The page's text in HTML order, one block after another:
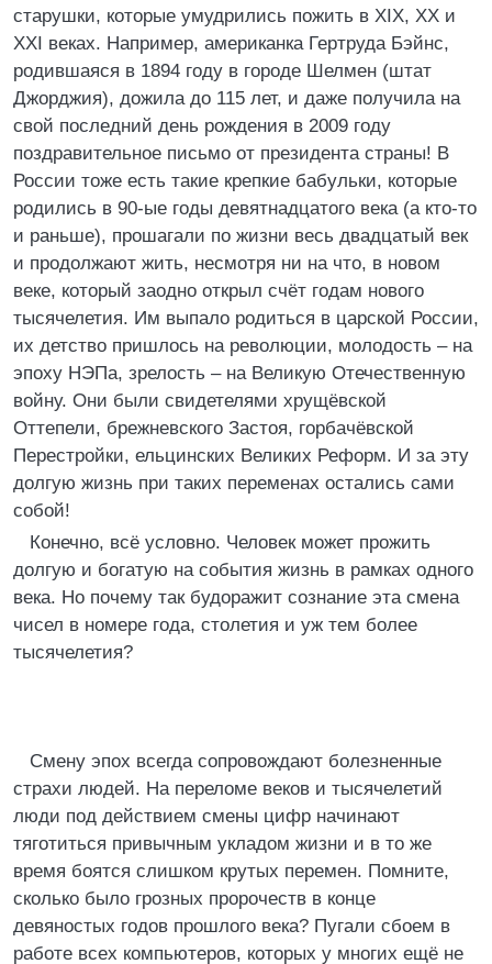
старушки, которые умудрились пожить в XIX, XX и
XXI веках. Например, американка Гертруда Бэйнс,
родившаяся в 1894 году в городе Шелмен (штат
Джорджия), дожила до 115 лет, и даже получила на
свой последний день рождения в 2009 году
поздравительное письмо от президента страны! В
России тоже есть такие крепкие бабульки, которые
родились в 90-ые годы девятнадцатого века (а кто-то
и раньше), прошагали по жизни весь двадцатый век
и продолжают жить, несмотря ни на что, в новом
веке, который заодно открыл счёт годам нового
тысячелетия. Им выпало родиться в царской России,
их детство пришлось на революции, молодость – на
эпоху НЭПа, зрелость – на Великую Отечественную
войну. Они были свидетелями хрущёвской
Оттепели, брежневского Застоя, горбачёвской
Перестройки, ельцинских Великих Реформ. И за эту
долгую жизнь при таких переменах остались сами
собой!
Конечно, всё условно. Человек может прожить
долгую и богатую на события жизнь в рамках одного
века. Но почему так будоражит сознание эта смена
чисел в номере года, столетия и уж тем более
тысячелетия?
Смену эпох всегда сопровождают болезненные
страхи людей. На переломе веков и тысячелетий
люди под действием смены цифр начинают
тяготиться привычным укладом жизни и в то же
время боятся слишком крутых перемен. Помните,
сколько было грозных пророчеств в конце
девяностых годов прошлого века? Пугали сбоем в
работе всех компьютеров, которых у многих ещё не